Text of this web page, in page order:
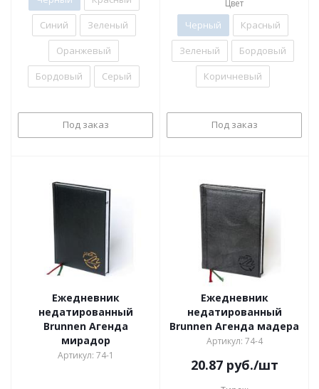
Синий
Зеленый
Оранжевый
Бордовый
Серый
Под заказ
Цвет
Черный
Красный
Зеленый
Бордовый
Коричневый
Под заказ
Ежедневник
недатированный
Brunnen Агенда
мирадор
Артикул: 74-1
Ежедневник
недатированный
Brunnen Агенда мадера
Артикул: 74-4
20.87руб./шт